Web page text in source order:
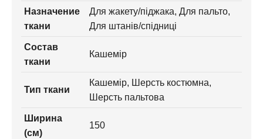
Назначение
ткани
Для жакету/піджака, Для пальто,
Для штанів/спідниці
Состав
ткани
Кашемір
Тип ткани
Кашемір, Шерсть костюмна,
Шерсть пальтова
Ширина
(см)
150